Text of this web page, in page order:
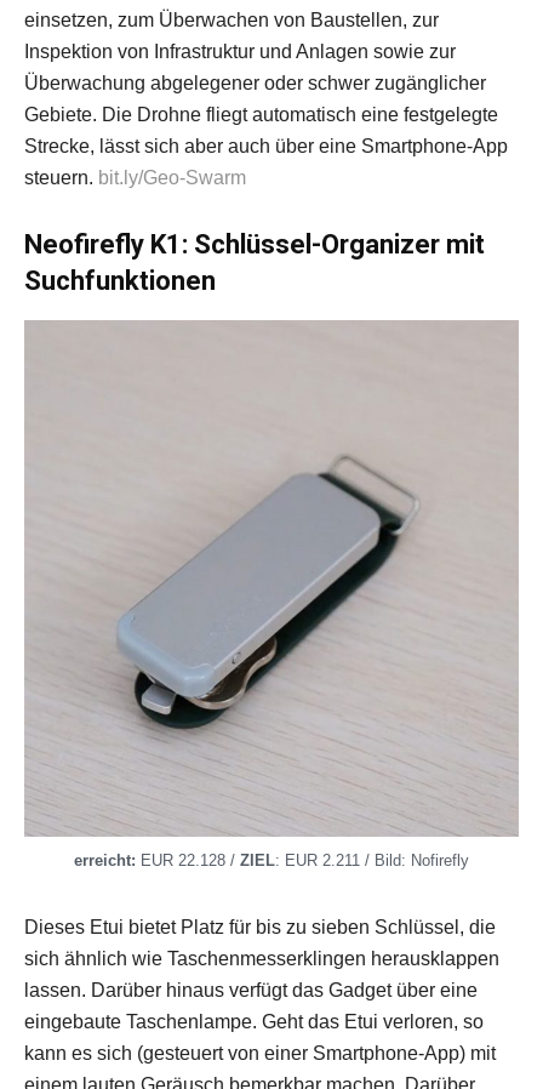
einsetzen, zum Überwachen von Baustellen, zur
Inspektion von Infrastruktur und Anlagen sowie zur
Überwachung abgelegener oder schwer zugänglicher
Gebiete. Die Drohne fliegt automatisch eine festgelegte
Strecke, lässt sich aber auch über eine Smartphone-App
steuern. bit.ly/Geo-Swarm
Neofirefly K1: Schlüssel-Organizer mit
Suchfunktionen
erreicht: EUR 22.128 / ZIEL: EUR 2.211 / Bild: Nofirefly
Dieses Etui bietet Platz für bis zu sieben Schlüssel, die
sich ähnlich wie Taschenmesserklingen herausklappen
lassen. Darüber hinaus verfügt das Gadget über eine
eingebaute Taschenlampe. Geht das Etui verloren, so
kann es sich (gesteuert von einer Smartphone-App) mit
einem lauten Geräusch bemerkbar machen. Darüber